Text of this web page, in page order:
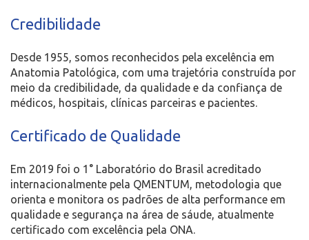
Credibilidade
Desde 1955, somos reconhecidos pela excelência em
Anatomia Patológica, com uma trajetória construída por
meio da credibilidade, da qualidade e da confiança de
médicos, hospitais, clínicas parceiras e pacientes.
Certificado de Qualidade
Em 2019 foi o 1° Laboratório do Brasil acreditado
internacionalmente pela QMENTUM, metodologia que
orienta e monitora os padrões de alta performance em
qualidade e segurança na área de sáude, atualmente
certificado com excelência pela ONA.